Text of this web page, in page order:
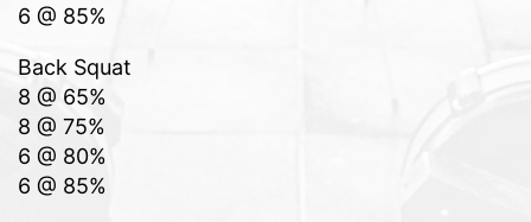
6 @ 85%
Back Squat
8 @ 65%
8 @ 75%
6 @ 80%
6 @ 85%